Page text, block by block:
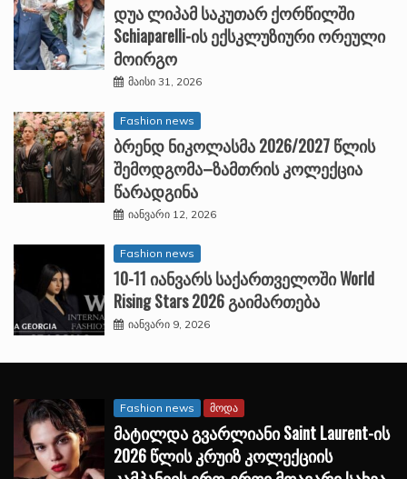
დუა ლიპამ საკუთარ ქორწილში
Schiaparelli-ის ექსკლუზიური ორეული
მოირგო
მაისი 31, 2026
Fashion news
ბრენდ ნიკოლასმა 2026/2027 წლის
შემოდგომა–ზამთრის კოლექცია
წარადგინა
იანვარი 12, 2026
Fashion news
10-11 იანვარს საქართველოში World
Rising Stars 2026 გაიმართება
იანვარი 9, 2026
Fashion news მოდა
მატილდა გვარლიანი Saint Laurent-ის
2026 წლის კრუიზ კოლექციის